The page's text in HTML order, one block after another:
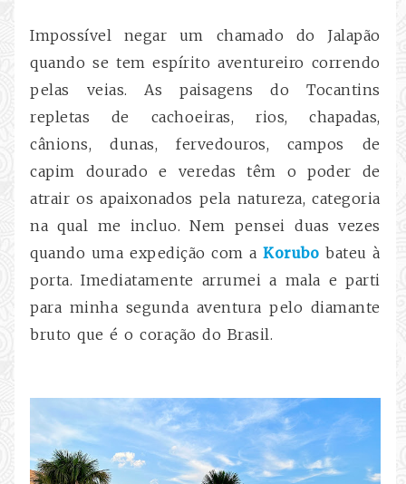
Impossível negar um chamado do Jalapão
quando se tem espírito aventureiro correndo
pelas veias. As paisagens do Tocantins
repletas de cachoeiras, rios, chapadas,
cânions, dunas, fervedouros, campos de
capim dourado e veredas têm o poder de
atrair os apaixonados pela natureza, categoria
na qual me incluo. Nem pensei duas vezes
quando uma expedição com aKorubo bateu à
porta. Imediatamente arrumei a mala e parti
para minha segunda aventura pelo diamante
bruto que é o coração do Brasil.